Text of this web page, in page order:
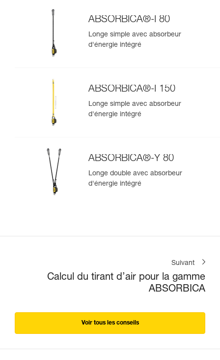
ABSORBICA®-I 80
Longe simple avec absorbeur
d'énergie intégré
ABSORBICA®-I 150
Longe simple avec absorbeur
d'énergie intégré
ABSORBICA®-Y 80
Longe double avec absorbeur
d'énergie intégré
Suivant
Calcul du tirant d’air pour la gamme
ABSORBICA
Voir tous les conseils